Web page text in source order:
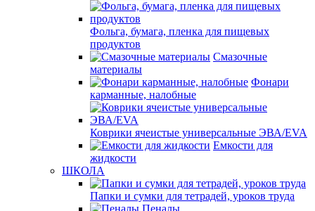
Фольга, бумага, пленка для пищевых
продуктов
Смазочные
материалы
Фонари
карманные, налобные
Коврики ячеистые универсальные ЭВА/EVA
Емкости для
жидкости
ШКОЛА
Папки и сумки для тетрадей, уроков труда
Пеналы